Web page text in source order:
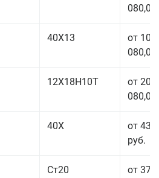
080,00
40Х13
от 101
080,00
12Х18Н10Т
от 208
080,00
40Х
от 43
руб.
Ст20
от 37